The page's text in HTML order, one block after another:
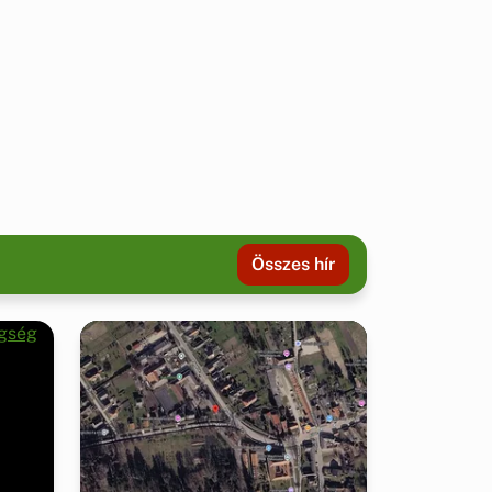
Összes hír